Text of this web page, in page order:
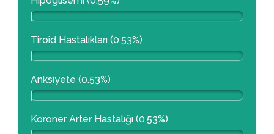
Tiroid Hastalıkları (0.53%)
Anksiyete (0.53%)
Koroner Arter Hastalığı (0.53%)